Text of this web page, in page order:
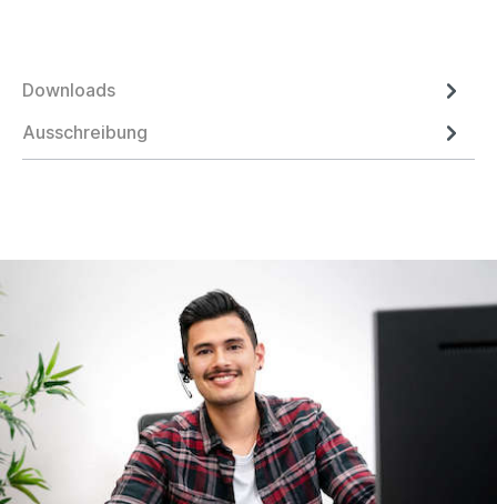
Downloads
Ausschreibung